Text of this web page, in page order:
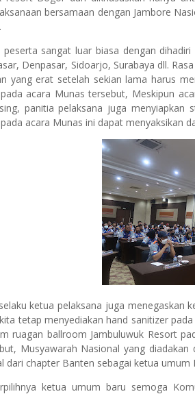
bersamaan dengan Jambore
peserta sangat luar biasa dengan
Denpasar, Sidoarjo, Surabaya dll.
yang erat setelah sekian lama harus
acara Munas tersebut, Meskipun
panitia pelaksana juga
acara Munas ini dapat menyaksikan
ketua pelaksana juga
tetap menyediakan hand sanitizer
ruagan ballroom Jambuluwuk Resort
Musyawarah Nasional yang
dari chapter Banten sebagai ketua
ketua umum baru semoga